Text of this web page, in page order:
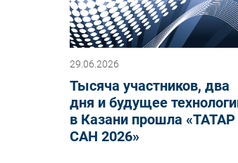
29.06.2026
Тысяча участников, два
дня и будущее
в Казани прошла «ТАТАР
САН 2026»